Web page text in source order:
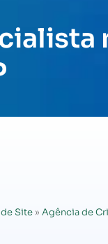
Site » Agência de